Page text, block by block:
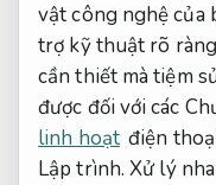
vật công nghệ của
trợ kỹ thuật rõ
cần thiết mà tiệm
được đối với các
linh hoạt điện
Lập trình. Xử lý